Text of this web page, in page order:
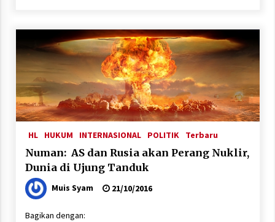
HL HUKUM INTERNASIONAL POLITIK Terbaru
Numan: AS dan Rusia akan Perang Nuklir,
Dunia di Ujung Tanduk
Muis Syam 21/10/2016
Bagikan dengan: